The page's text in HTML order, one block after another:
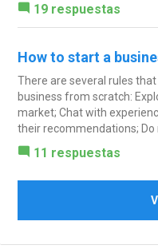
19 respuestas
How to start a
There are several rules
business from scratch:
market; Chat with
their recommendations; Do
11 respuestas